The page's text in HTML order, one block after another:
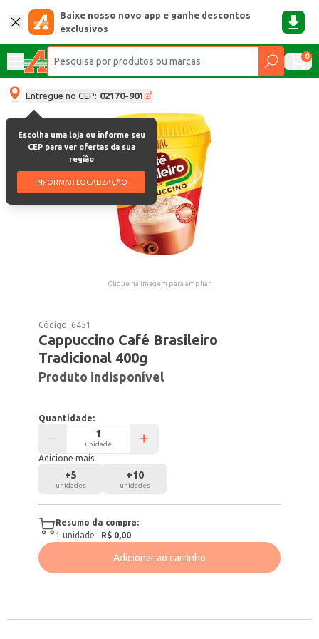
Baixe nosso novo app e ganhe descontos
exclusivos
0
Entregue no CEP: 02170-901
Escolha uma loja ou informe seu
CEP para ver ofertas da sua
região
INFORMAR LOCALIZAÇÃO
Clique na imagem para ampliar.
Código: 6451
Cappuccino Café Brasileiro
Tradicional 400g
Produto indisponível
Quantidade:
unidade
Adicione mais:
+5
unidades
+10
unidades
Resumo da compra:
1 unidade · R$ 0,00
Adicionar ao carrinho